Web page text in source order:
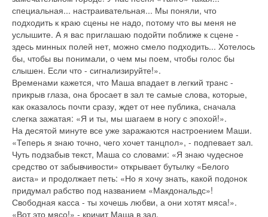
специальная... настраивательная... Мы поняли, что
подходить к краю сцены не надо, потому что вы меня не
услышите. А я вас приглашаю подойти поближе к сцене -
здесь минных полей нет, можно смело подходить... Хотелось
бы, чтобы вы понимали, о чем мы поем, чтобы голос бы
слышен. Если что - сигнализируйте!».
Временами кажется, что Маша впадает в легкий транс -
прикрыв глаза, она бросает в зал те самые слова, которые,
как оказалось почти сразу, ждет от нее публика, сначала
слегка зажатая: «Я и ты, мы шагаем в ногу с эпохой!».
На десятой минуте все уже заражаются настроением Маши.
«Теперь я знаю точно, чего хочет танцпол», - подпевает зал.
Чуть подзабыв текст, Маша со словами: «Я знаю чудесное
средство от забывчивости» открывает бутылку «Белого
аиста» и продолжает петь: «Но я хочу знать, какой подонок
придумал рабство под названием «Макдональдс»!
Свободная касса - ты хочешь любви, а они хотят мяса!».
«Вот это мясо!» - кричит Маша в зал.